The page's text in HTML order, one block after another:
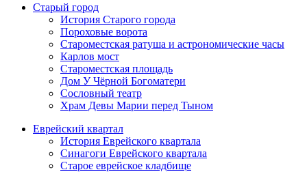
Старый город
История Старого города
Пороховые ворота
Староместская ратуша и астрономические часы
Карлов мост
Староместская площадь
Дом У Чёрной Богоматери
Сословный театр
Храм Девы Марии перед Тыном
Еврейский квартал
История Еврейского квартала
Синагоги Еврейского квартала
Старое еврейское кладбище